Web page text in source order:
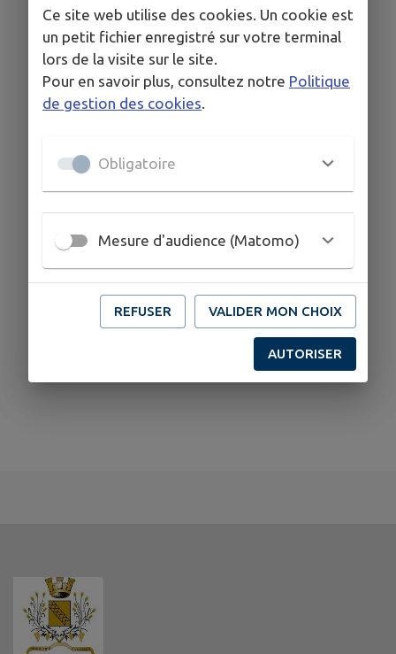
Ce site web utilise des cookies. Un cookie est
un petit fichier enregistré sur votre terminal
lors de la visite sur le site.
Pour en savoir plus, consultez notre Politique
de gestion des cookies
Obligatoire
Mesure d'audience (Matomo)
REFUSER VALIDER MON CHOIX
AUTORISER